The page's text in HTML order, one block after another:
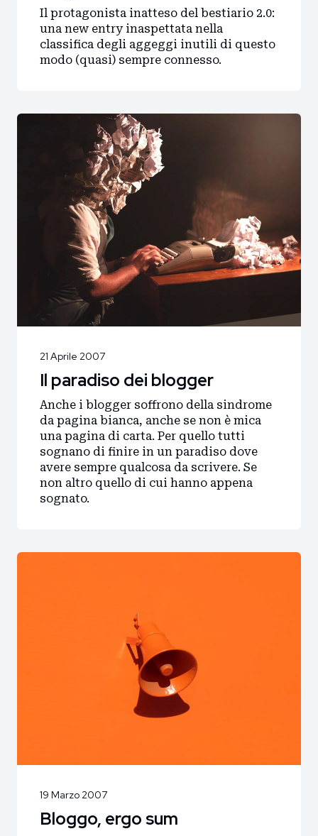
Il protagonista inatteso del bestiario 2.0:
una new entry inaspettata nella
classifica degli aggeggi inutili di questo
modo (quasi) sempre connesso.
21 Aprile 2007
Il paradiso dei blogger
Anche i blogger soffrono della sindrome
da pagina bianca, anche se non è mica
una pagina di carta. Per quello tutti
sognano di finire in un paradiso dove
avere sempre qualcosa da scrivere. Se
non altro quello di cui hanno appena
sognato.
19 Marzo 2007
Bloggo, ergo sum